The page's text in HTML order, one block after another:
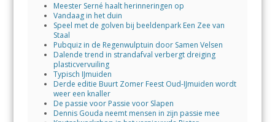
Meester Serné haalt herinneringen op
Vandaag in het duin
Speel met de golven bij beeldenpark Een Zee van
Staal
Pubquiz in de Regenwulptuin door Samen Velsen
Dalende trend in strandafval verbergt dreiging
plasticvervuiling
Typisch IJmuiden
Derde editie Buurt Zomer Feest Oud-IJmuiden wordt
weer een knaller
De passie voor Passie voor Slapen
Dennis Gouda neemt mensen in zijn passie mee